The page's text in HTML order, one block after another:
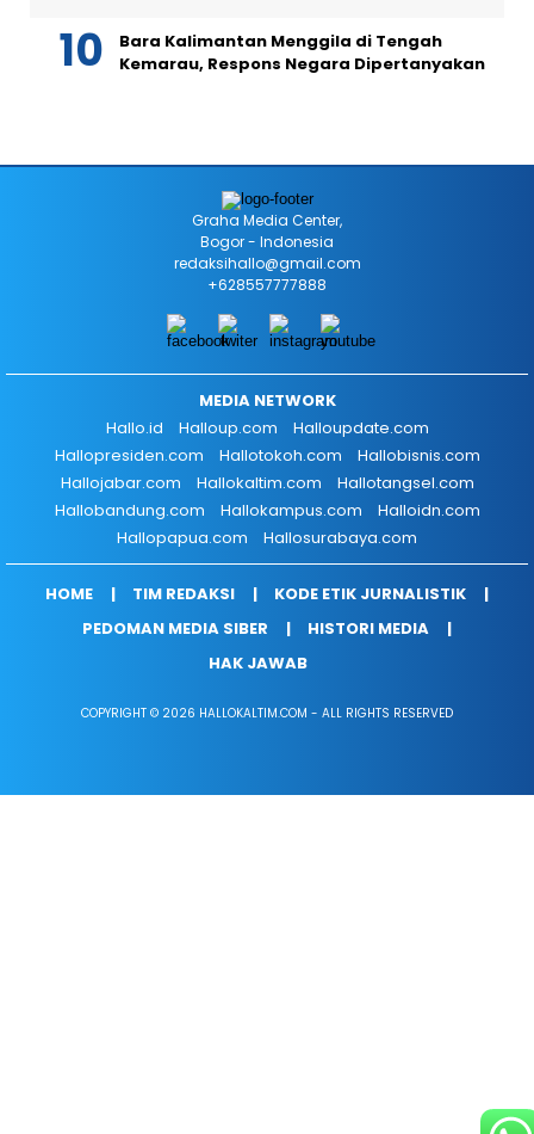
Bara Kalimantan Menggila di Tengah
Kemarau, Respons Negara Dipertanyakan
Graha Media Center,
Bogor - Indonesia
redaksihallo@gmail.com
+628557777888
MEDIA NETWORK
Hallo.id
Halloup.com
Halloupdate.com
Hallopresiden.com
Hallotokoh.com
Hallobisnis.com
Hallojabar.com
Hallokaltim.com
Hallotangsel.com
Hallobandung.com
Hallokampus.com
Halloidn.com
Hallopapua.com
Hallosurabaya.com
HOME TIM REDAKSI
KODE ETIK JURNALISTIK
PEDOMAN MEDIA SIBER
HISTORI MEDIA
HAK JAWAB
COPYRIGHT © 2026 HALLOKALTIM.COM - ALL RIGHTS RESERVED